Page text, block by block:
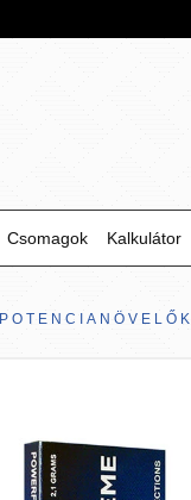
Csomagok Kalkulátor
POTENCIANÖVELŐK